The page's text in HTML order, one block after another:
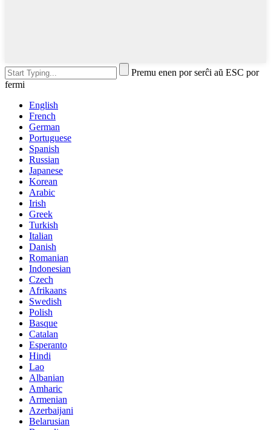
Premu enen por serĉi aŭ ESC por
fermi
English
French
German
Portuguese
Spanish
Russian
Japanese
Korean
Arabic
Irish
Greek
Turkish
Italian
Danish
Romanian
Indonesian
Czech
Afrikaans
Swedish
Polish
Basque
Catalan
Esperanto
Hindi
Lao
Albanian
Amharic
Armenian
Azerbaijani
Belarusian